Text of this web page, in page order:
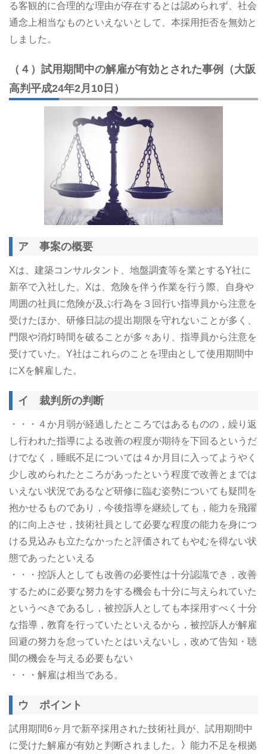
る客観的に合理的な理由が存在するとは認められず、社会
通念上相当なものといえないとして、本採用拒否を無効と
しました。
（４）試用期間中の解雇が有効とされた事例（大阪
高判平成24年2月10日）
ア 事案の概要
Xは、建築コンサルタント、地盤調査等を業とするY社に
新卒で入社した。Xは、危険を伴う作業を行う際、自身や
周囲の社員に危険が及ぶ行為を３回行い指導員から注意を
受けたほか、研修日誌の提出期限を守れないことが多く、
門限や消灯時間を破ることが多々あり、指導員から注意を
受けていた。Y社はこれらのことを理由として使用期間中
にXを解雇した。
イ 裁判所の判断
・・・４か月弱が経過したところではあるものの，繰り返
し行われた指導による改善の程度が期待を下回るというだ
けでなく，睡眠不足については４か月目に入ってようやく
少し改められたところがあったという程度で改善とまでは
いえない状況であるなど研修に臨む姿勢についても疑問を
抱かせるものであり，今後指導を継続しても，能力を飛躍
的に向上させ，技術社員として必要な程度の能力を身につ
ける見込みも立たなかったと評価されてもやむを得ない状
態であったといえる
・・・控訴人としても改善の必要性は十分認識でき，改善
するために必要な努力をする機会も十分に与えられていた
というべきであるし，被控訴人としても本採用すべく十分
な指導，教育を行っていたといえるから，被控訴人が解雇
回避の努力を怠っていたとはいえないし，改めて告知・聴
聞の機会を与える必要もない
・・・解雇は相当である。
ウ ポイント
試用期間6ヶ月で新卒採用された技術社員が、試用期間中
に受けた解雇が有効と判断されました。
〉 能力不足を根拠